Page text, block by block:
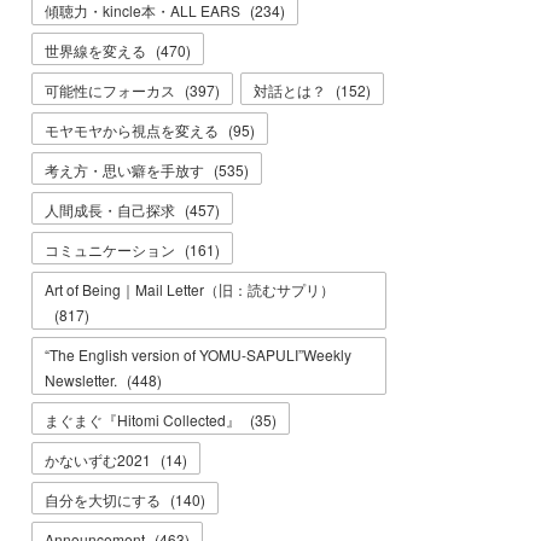
傾聴力・kincle本・ALL EARS (234)
世界線を変える (470)
可能性にフォーカス
(397) 対話とは？ (152)
モヤモヤから視点を変える (95)
考え方・思い癖を手放す (535)
人間成長・自己探求 (457)
コミュニケーション (161)
Art of Being｜Mail Letter（旧：読むサプリ）
(817)
“The English version of YOMU-SAPULI”Weekly
Newsletter. (448)
まぐまぐ『Hitomi Collected』
(35)
かないずむ2021
(14)
自分を大切にする (140)